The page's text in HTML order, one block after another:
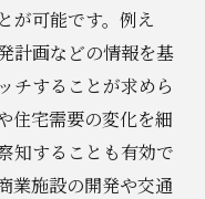
が可能です。例え
計画などの情報を基
チすることが求めら
住宅需要の変化を細
知することも有効で
業施設の開発や交通